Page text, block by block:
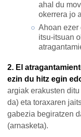
ahal du
okerrera jo
Ahoan ezer
itsu-itsuan
2. El
ezin du hitz egin
argiak erakusten
da) eta toraxaren
gabezia begiratzen
(arnasketa).